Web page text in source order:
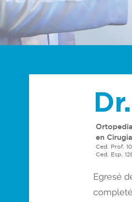
en
Ced. Prof.
Ced. Esp.
Egresé